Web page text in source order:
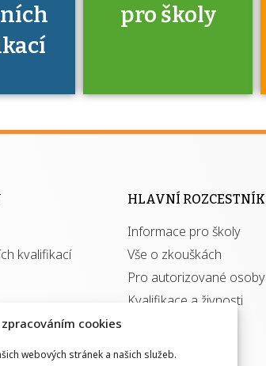
cookies
webových stránek a našich služeb.
pro školy
Víte, že jako škola
kvalifikací jisté
získávání
autorizací?
kvalifikací
HLAVNÍ ROZCESTNÍK
Informace pro školy
Vše o zkouškách
Pro autorizované osoby
Kvalifikace a živnosti